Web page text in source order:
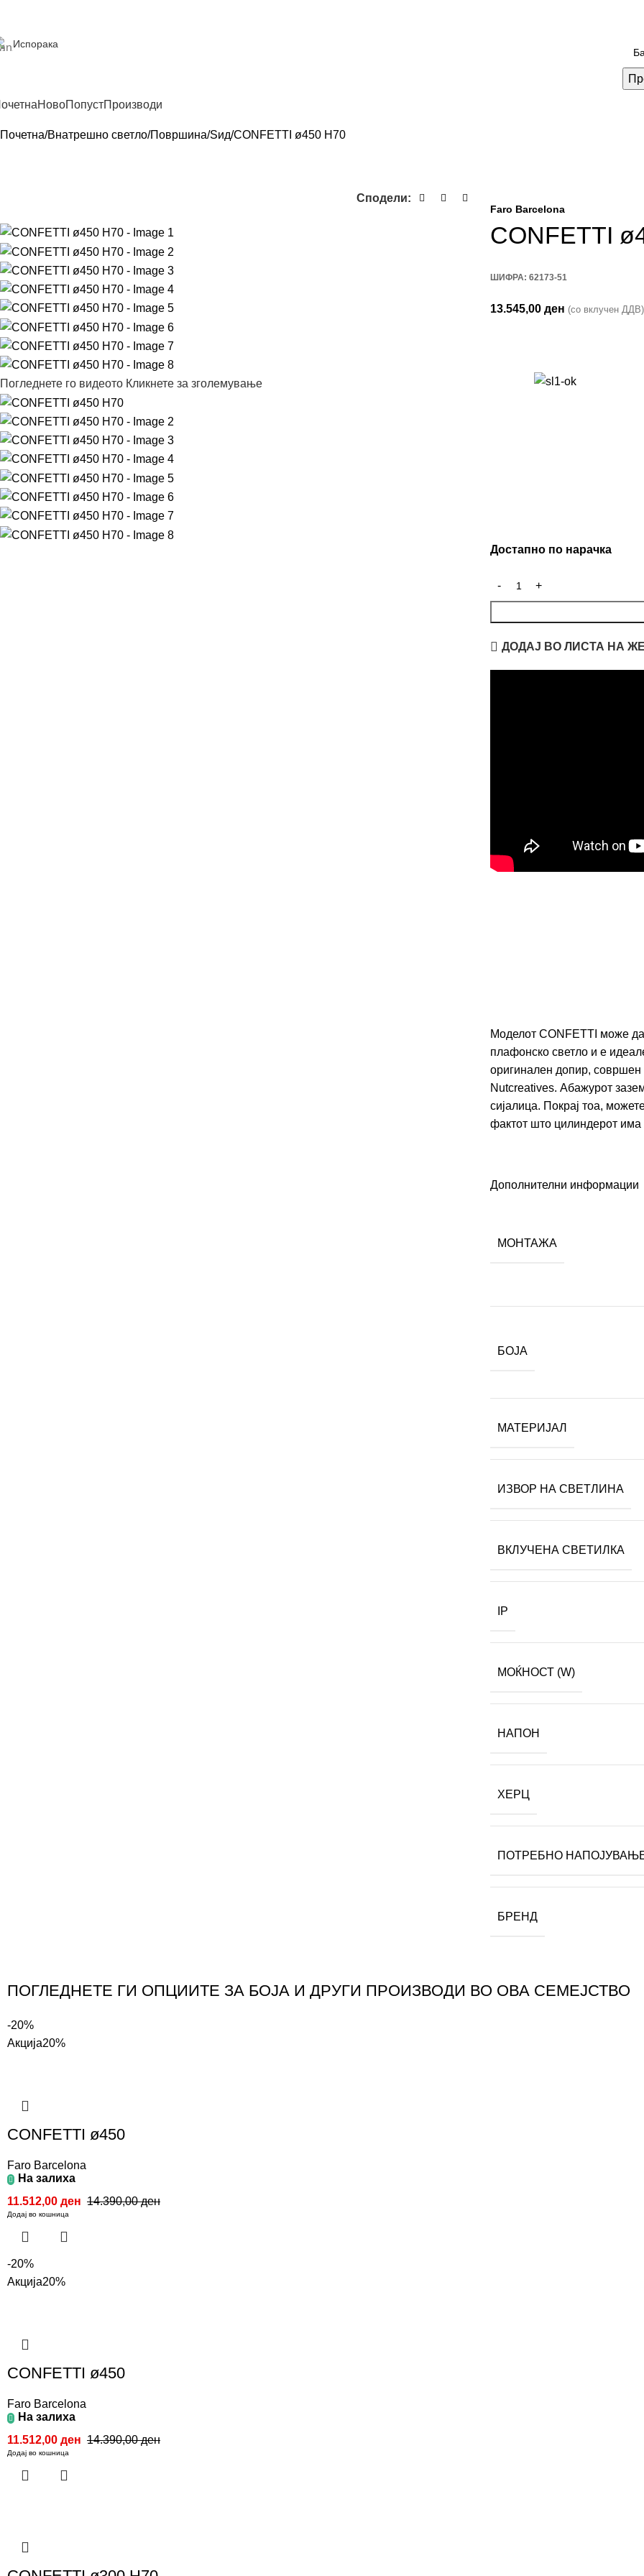
Испорака
НовоПопустПроизводи
Почетна Внатрешно светло Површина Sид CONFETTI ø450 H70
Сподели:
Погледнете го видеото Кликнете за зголемување
Faro Barcelona
CONFETTI
ШИФРА: 62173-51
13.545,00 ден (со вклучен ДДВ)
Достапно по нарачка
ДОДАЈ ВО ЛИСТА НА
Моделот CONFETTI може да
плафонско светло и е
оригинален допир, совршен
Nutcreatives. Абажурот
сијалица. Покрај тоа,
фактот што цилиндерот има
Дополнителни информации
МОНТАЖА
БОЈА
МАТЕРИЈАЛ
ИЗВОР НА СВЕТЛИНА
ВКЛУЧЕНА СВЕТИЛКА
IP
МОЌНОСТ (W)
НАПОН
ХЕРЦ
ПОТРЕБНО
БРЕНД
ПОГЛЕДНЕТЕ ГИ ОПЦИИТЕ ЗА БОЈА И ДРУГИ ПРОИЗВОДИ ВО ОВА СЕМЕЈСТВО
-20%
Акција20%
CONFETTI ø450
Faro Barcelona
На залиха
14.390,00ден
11.512,00 ден
Додај во кошница
-20%
Акција20%
CONFETTI ø450
Faro Barcelona
На залиха
14.390,00ден
11.512,00 ден
Додај во кошница